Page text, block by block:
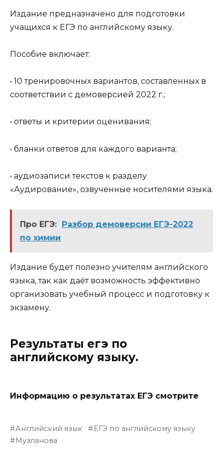
Издание предназначено для подготовки
учащихся к ЕГЭ по английскому языку.
Пособие включает:
• 10 тренировочных вариантов, составленных в
соответствии с демоверсией 2022 г.;
• ответы и критерии оценивания;
• бланки ответов для каждого варианта;
• аудиозаписи текстов к разделу
«Аудирование», озвученные носителями языка.
Про ЕГЭ: Разбор демоверсии ЕГЭ-2022
по химии
Издание будет полезно учителям английского
языка, так как даёт возможность эффективно
организовать учебный процесс и подготовку к
экзамену.
Результаты егэ по
английскому языку.
Информацию о результатах ЕГЭ смотрите
Английский язык
ЕГЭ по английскому языку
Музланова